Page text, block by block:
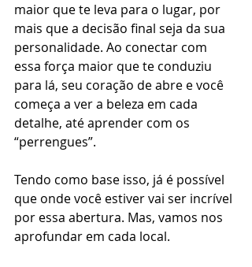
maior que te leva para o lugar, por
mais que a decisão final seja da sua
personalidade. Ao conectar com
essa força maior que te conduziu
para lá, seu coração de abre e você
começa a ver a beleza em cada
detalhe, até aprender com os
“perrengues”.
Tendo como base isso, já é possível
que onde você estiver vai ser incrível
por essa abertura. Mas, vamos nos
aprofundar em cada local.